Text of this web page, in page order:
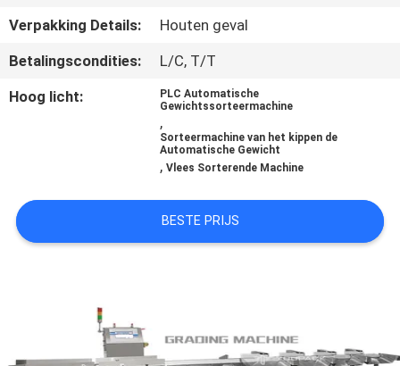
KWALITEITSCONTROLE
NEEM
OP
GEVALLEN
Verpakking Details:
Houten geval
Betalingscondities:
L/C, T/T
Hoog licht:
PLC Automatische
Gewichtssorteermachine
,
Sorteermachine van het kippen de
Automatische Gewicht
,Vlees Sorterende Machine
BESTE PRIJS